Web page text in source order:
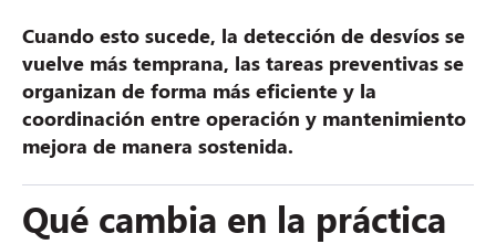
Cuando esto sucede, la detección de desvíos se
vuelve más temprana, las tareas preventivas se
organizan de forma más eficiente y la
coordinación entre operación y mantenimiento
mejora de manera sostenida.
Qué cambia en la práctica